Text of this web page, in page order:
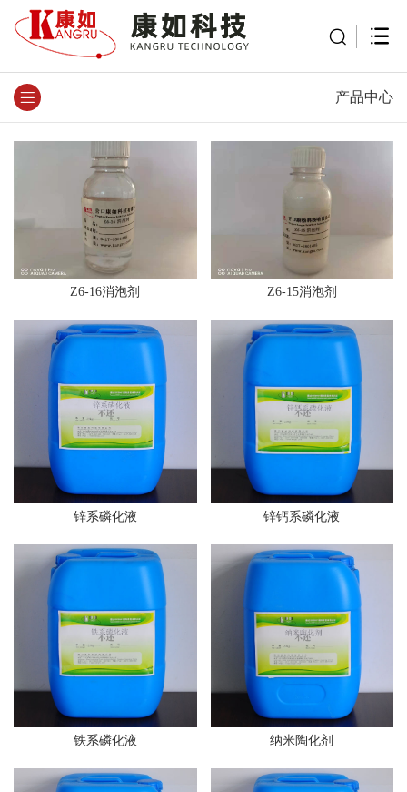
产品中心
Z6-16消泡剂 Z6-15消泡剂
锌系磷化液 锌钙系磷化液
铁系磷化液 纳米陶化剂